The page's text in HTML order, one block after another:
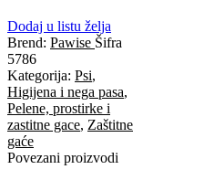
Dodaj u listu želja
Brend: Pawise Šifra
5786
Kategorija: Psi,
Higijena i nega pasa,
Pelene, prostirke i
zastitne gace, Zaštitne
gaće
Povezani proizvodi